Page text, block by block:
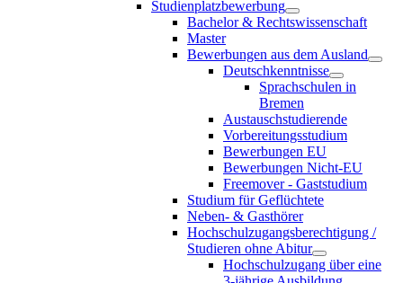
Studienplatzbewerbung
Bachelor & Rechtswissenschaft
Master
Bewerbungen aus dem Ausland
Deutschkenntnisse
Sprachschulen in
Bremen
Austauschstudierende
Vorbereitungsstudium
Bewerbungen EU
Bewerbungen Nicht-EU
Freemover - Gaststudium
Studium für Geflüchtete
Neben- & Gasthörer
Hochschulzugangsberechtigung /
Studieren ohne Abitur
Hochschulzugang über eine